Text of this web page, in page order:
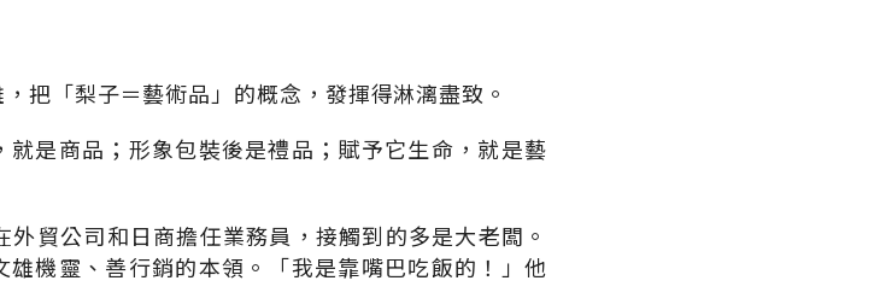
把「梨子＝藝術品」的概念，發揮得淋漓盡致。
是商品；形象包裝後是禮品；賦予它生命，就是藝
貿公司和日商擔任業務員，接觸到的多是大老闆。
機靈、善行銷的本領。「我是靠嘴巴吃飯的！」他